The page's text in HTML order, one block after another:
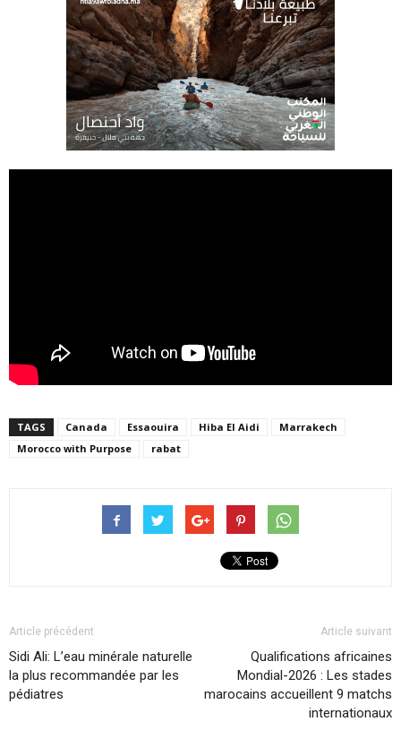
TAGS Canada Essaouira Hiba El Aidi
Marrakech
Morocco with Purpose
rabat
Article précédent
Sidi Ali: L’eau minérale naturelle
la plus recommandée par les
pédiatres
Article suivant
Qualifications africaines
Mondial-2026 : Les stades
marocains accueillent 9 matchs
internationaux